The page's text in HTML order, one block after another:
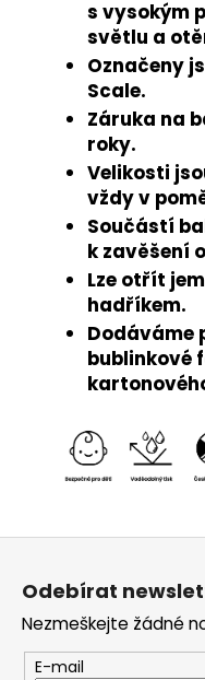
s vysokým
světlu a
Označeny
Scale.
Záruka na
roky.
Velikosti
vždy v
Součástí
k zavěšení
Lze otřít
hadříkem.
Dodáváme
bublinkové
Z
Odebírat
Nezmeškejte žádné
E-mail